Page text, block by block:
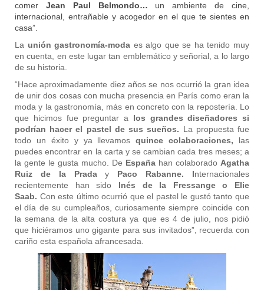
comer Jean Paul Belmondo… un ambiente de cine,
internacional, entrañable y acogedor en el que te sientes en
casa”.
La unión gastronomía-moda es algo que se ha tenido muy
en cuenta, en este lugar tan emblemático y señorial, a lo largo
de su historia.
“Hace aproximadamente diez años se nos ocurrió la gran idea
de unir dos cosas con mucha presencia en París como eran la
moda y la gastronomía, más en concreto con la repostería. Lo
que hicimos fue preguntar a los grandes diseñadores si
podrían hacer el pastel de sus sueños. La propuesta fue
todo un éxito y ya llevamosquince colaboraciones, las
puedes encontrar en la carta y se cambian cada tres meses; a
la gente le gusta mucho. De España han colaborado Agatha
Ruiz de la Praday Paco Rabanne. Internacionales
recientemente han sido Inés de la Fressange o Elie
Saab. Con este último ocurrió que el pastel le gustó tanto que
el día de su cumpleaños, curiosamente siempre coincide con
la semana de la alta costura ya que es 4 de julio, nos pidió
que hiciéramos uno gigante para sus invitados”, recuerda con
cariño esta española afrancesada.